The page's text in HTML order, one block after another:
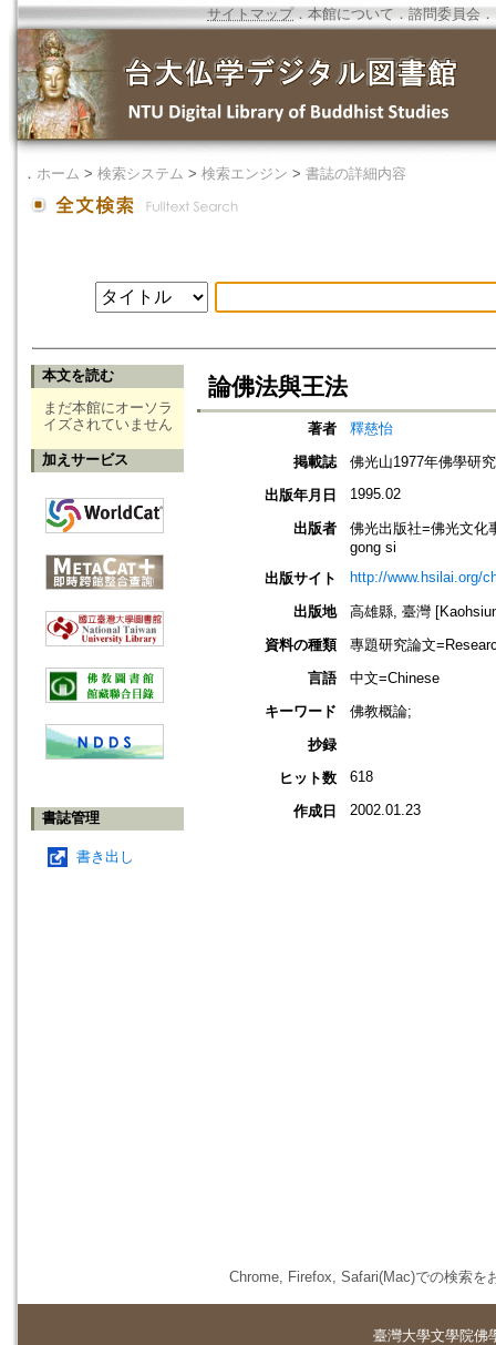
サイトマップ．本館について ． 諮問委員会 ．
． ホーム > 検索システム > 検索エンジン > 書誌の詳細内容
本文を読む
まだ本館にオーソラ
イズされていません
加えサービス
書誌管理
書き出し
論佛法與王法
著者
釋慈怡
掲載誌
佛光山1977年佛學研
出版年月日
1995.02
出版者
佛光出版社=佛光文化
gong si
出版サイト
http://www.hsilai.org/
出版地
高雄縣, 臺灣
資料の種類
專題研究論文
言語
中文=Chinese
キーワード
佛教概論;
抄録
ヒット数
618
作成日 2002.01.23
Chrome, Firefox, Safari(Mac)での検索を
臺灣大學文學院佛